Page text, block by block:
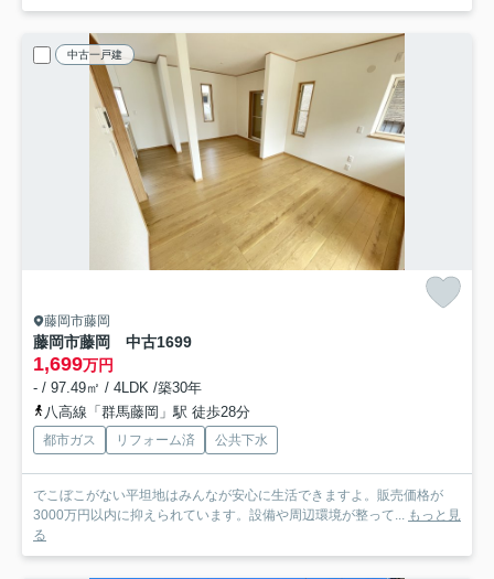
中古一戸建
藤岡市藤岡
藤岡市藤岡 中古1699
1,699万円
- / 97.49㎡ / 4LDK /築30年
八高線「群馬藤岡」駅 徒歩28分
都市ガス リフォーム済 公共下水
でこぼこがない平坦地はみんなが安心に生活できますよ。販売価格が
3000万円以内に抑えられています。設備や周辺環境が整って... もっと見
る